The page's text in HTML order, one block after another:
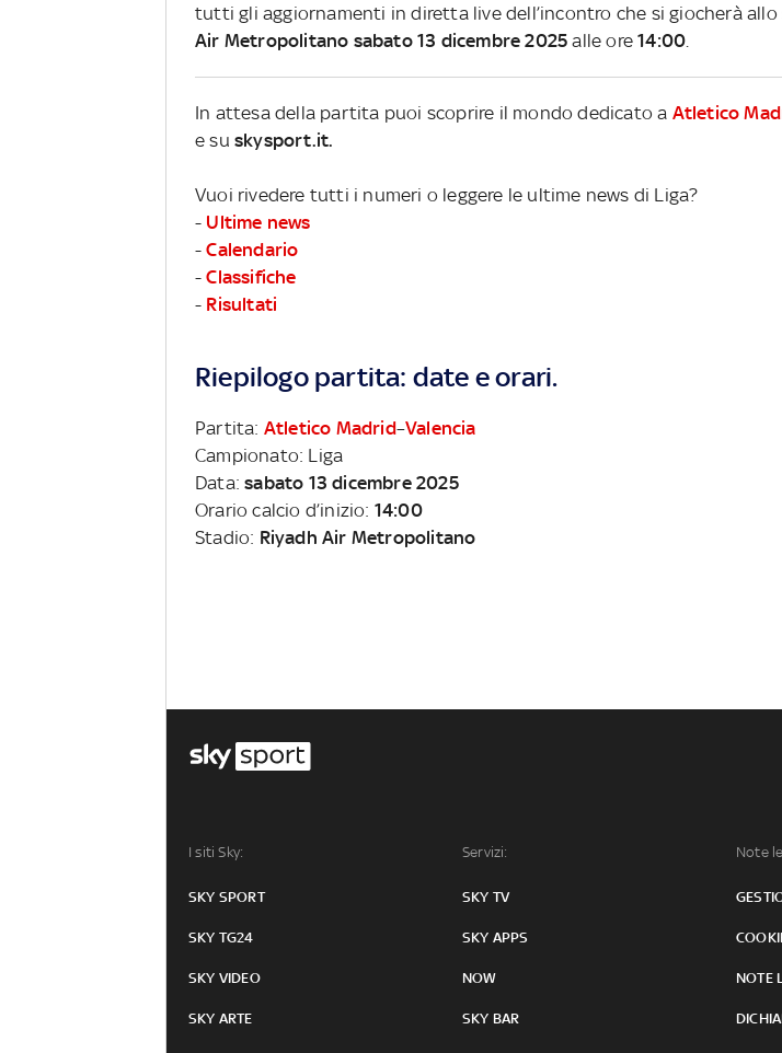
tutti gli aggiornamenti in diretta live dell’incontro che si giocherà
Air Metropolitano sabato 13 dicembre 2025 alle ore14:00
In attesa della partita puoi scoprire il mondo dedicato a Atletico
e su skysport.it.
Vuoi rivedere tutti i numeri o leggere le ultime news di Liga?
- Ultime news
-Calendario
-Classifiche
- Risultati
Riepilogo partita: date e orari.
Partita: Atletico Madrid–Valencia
Campionato: Liga
Data:sabato 13 dicembre 2025
Orario calcio d’inizio: 14:00
Stadio: Riyadh Air Metropolitano
I siti Sky:
SKY SPORT
SKY TG24
SKY VIDEO
SKY ARTE
Servizi:
SKY TV
SKY APPS
NOW
SKY BAR
Note
NOTE